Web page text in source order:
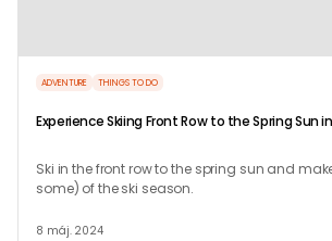
ADVENTURE THINGS TO DO
Experience Skiing Front Row to the Spring Sun
Ski in the front row to the spring sun and
some) of the ski season.
8 máj. 2024